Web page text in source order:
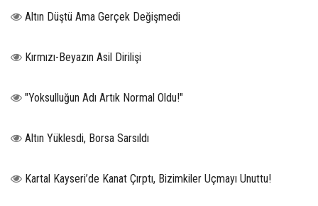
Altın Düştü Ama Gerçek Değişmedi
Kırmızı-Beyazın Asil Dirilişi
"Yoksulluğun Adı Artık Normal Oldu!"
Altın Yüklesdi, Borsa Sarsıldı
Kartal Kayseri’de Kanat Çırptı, Bizimkiler Uçmayı Unuttu!